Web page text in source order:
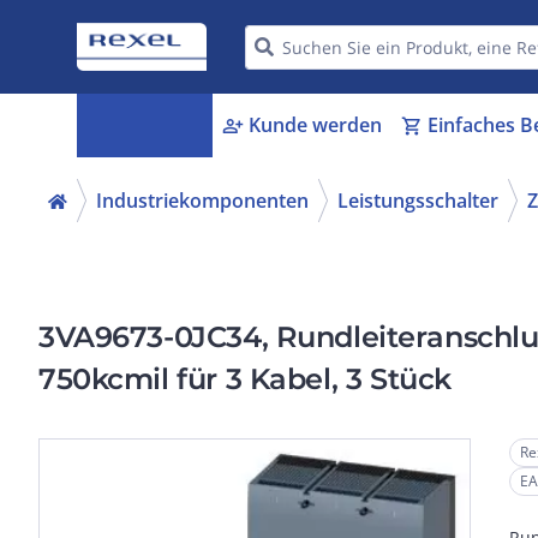
person_add Kunde werden shopping_cart Einfaches
Industriekomponenten Leistungsschalter
3VA9673-0JC34,
750kcmil für 3 Kabel, 3 Stück